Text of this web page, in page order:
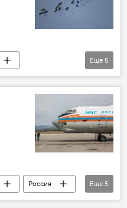
Еще 5
Россия
Палестина
Еще 5